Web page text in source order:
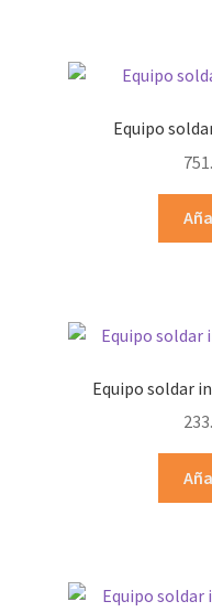
Equipo
Equipo soldar